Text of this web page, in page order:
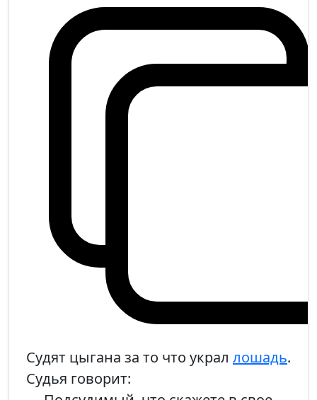
Судят цыгана за то что украл лошадь.
Судья говорит: